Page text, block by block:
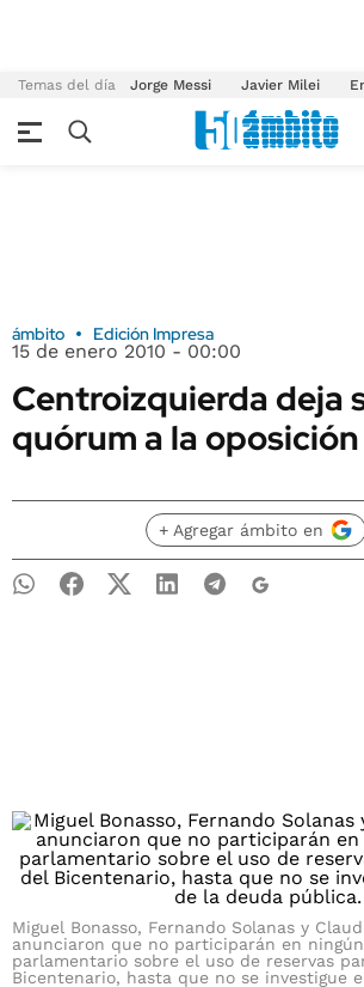
Temas del día Jorge Messi Javier Milei
ámbito Edición Impresa
15 de enero 2010 - 00:00
Centroizquierda deja
quórum a la oposición
+ Agregar ámbito en
Miguel Bonasso, Fernando Solanas y
anunciaron que no participarán en
parlamentario sobre el uso de reservas
Bicentenario, hasta que no se investigue